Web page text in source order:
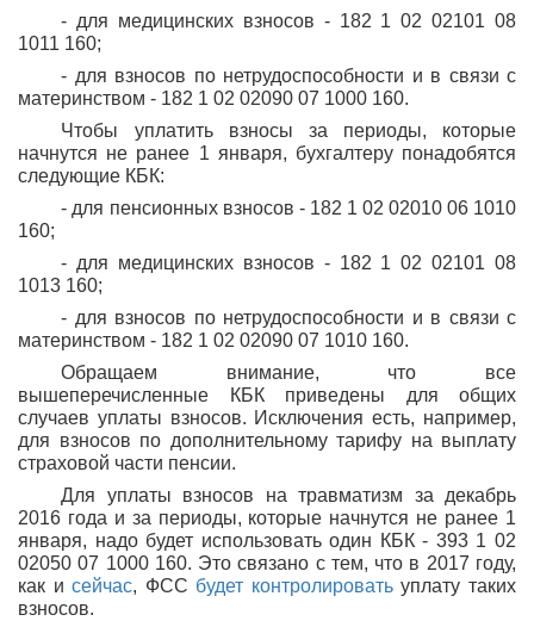
- для медицинских взносов - 182 1 02 02101 08
1011 160;
- для взносов по нетрудоспособности и в связи с
материнством - 182 1 02 02090 07 1000 160.
Чтобы уплатить взносы за периоды, которые
начнутся не ранее 1 января, бухгалтеру понадобятся
следующие КБК:
- для пенсионных взносов - 182 1 02 02010 06 1010
160;
- для медицинских взносов - 182 1 02 02101 08
1013 160;
- для взносов по нетрудоспособности и в связи с
материнством - 182 1 02 02090 07 1010 160.
Обращаем внимание, что все
вышеперечисленные КБК приведены для общих
случаев уплаты взносов. Исключения есть, например,
для взносов по дополнительному тарифу на выплату
страховой части пенсии.
Для уплаты взносов на травматизм за декабрь
2016 года и за периоды, которые начнутся не ранее 1
января, надо будет использовать один КБК - 393 1 02
02050 07 1000 160. Это связано с тем, что в 2017 году,
как исейчас, ФСС будет контролироватьуплату таких
взносов.